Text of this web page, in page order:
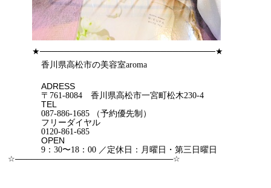
★─────────────────────────────★
香川県高松市の美容室aroma
ADRESS
〒 761-8084 香川県高松市一宮町松木230-4
TEL
087-886-1685
（予約優先制）
フリーダイヤル
0120-861-685
OPEN
9 ：30〜18 ：00 ／定休日：月曜日・第三日曜日
☆─────────────────────────────☆